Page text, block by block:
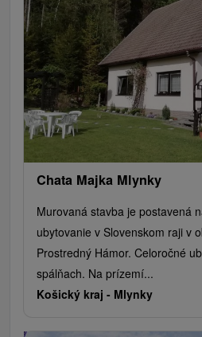
Chata Majka Mlynky
Murovaná stavba je postavená
ubytovanie v Slovenskom raji v
Prostredný Hámor. Celoročné
spálňach. Na prízemí...
Košický kraj - Mlynky